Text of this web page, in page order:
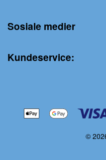
Sosiale medier
Kundeservice:
©